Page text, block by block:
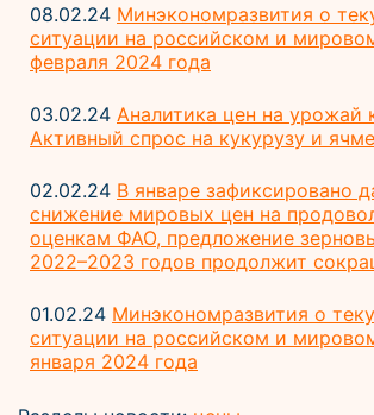
08.02.24 Минэкономразвития о
ситуации на российском и
февраля 2024 года
03.02.24 Аналитика цен на урожай
Активный спрос на кукурузу и
02.02.24 В январе зафиксировано
снижение мировых цен на
оценкам ФАО, предложение
2022–2023 годов продолжит
01.02.24 Минэкономразвития о
ситуации на российском и
января 2024 года